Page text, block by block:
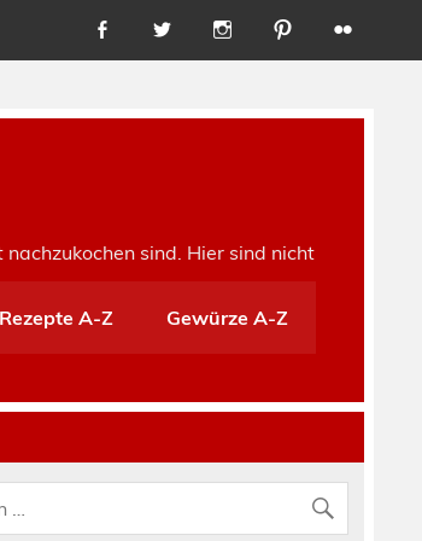
sind. Hier sind nicht
Rezepte A-Z Gewürze A-Z